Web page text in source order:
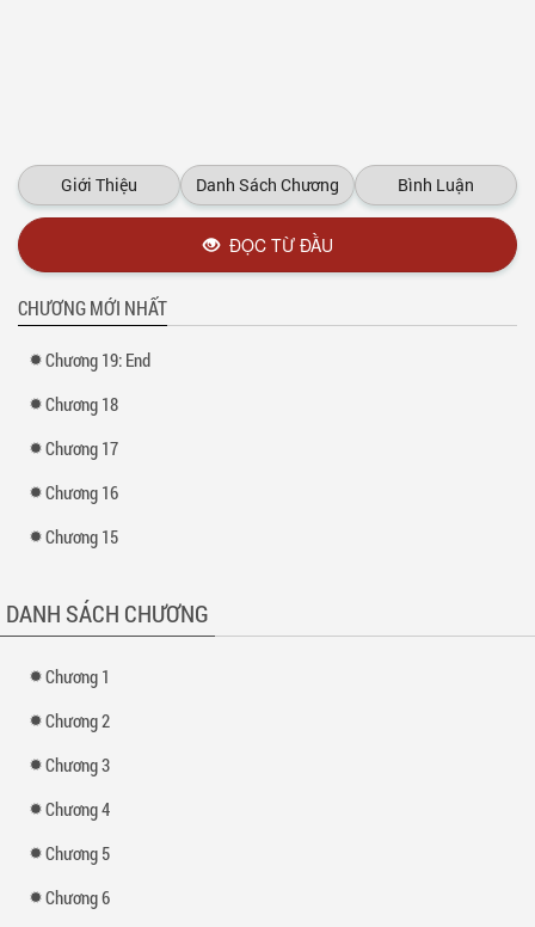
Giới Thiệu Danh Sách Chương Bình Luận
ĐỌC TỪ ĐẦU
CHƯƠNG MỚI NHẤT
Chương 19: End
Chương 18
Chương 17
Chương 16
Chương 15
DANH SÁCH CHƯƠNG
Chương 1
Chương 2
Chương 3
Chương 4
Chương 5
Chương 6